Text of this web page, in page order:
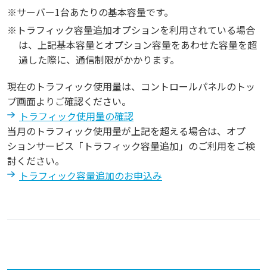
※サーバー1台あたりの基本容量です。
※トラフィック容量追加オプションを利用されている場合
は、上記基本容量とオプション容量をあわせた容量を超
過した際に、通信制限がかかります。
現在のトラフィック使用量は、コントロールパネルのトッ
プ画面よりご確認ください。
トラフィック使用量の確認
当月のトラフィック使用量が上記を超える場合は、オプ
ションサービス「トラフィック容量追加」のご利用をご検
討ください。
トラフィック容量追加のお申込み